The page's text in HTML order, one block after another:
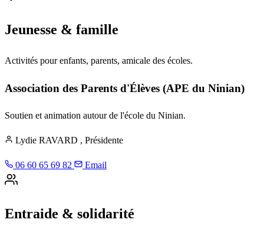
Jeunesse & famille
Activités pour enfants, parents, amicale des écoles.
Association des Parents d'Élèves (APE du Ninian)
Soutien et animation autour de l'école du Ninian.
Lydie RAVARD , Présidente
06 60 65 69 82 Email
Entraide & solidarité